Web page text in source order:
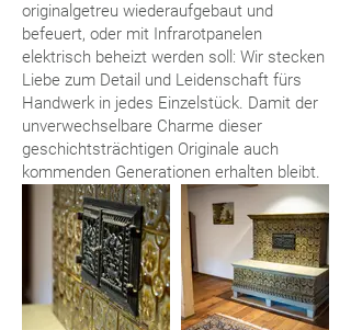
originalgetreu wiederaufgebaut und
befeuert, oder mit Infrarotpanelen
elektrisch beheizt werden soll: Wir stecken
Liebe zum Detail und Leidenschaft fürs
Handwerk in jedes Einzelstück. Damit der
unverwechselbare Charme dieser
geschichtsträchtigen Originale auch
kommenden Generationen erhalten bleibt.